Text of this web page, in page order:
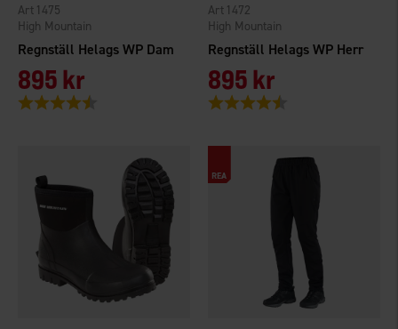
Regnställ Helags WP Dam
High Mountain
1475
895 kr
Betyg:
Regnställ Helags WP Herr
High Mountain
1472
895 kr
Betyg: